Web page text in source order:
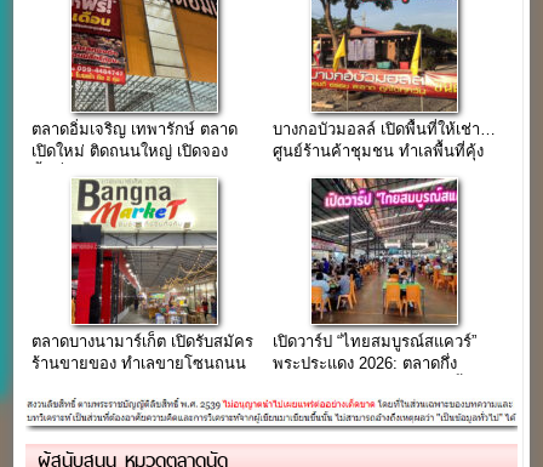
ตลาดอิ่มเจริญ เทพารักษ์ ตลาด
เปิดใหม่ ติดถนนใหญ่ เปิดจอง
บางกอบัวมอลล์ เปิดพื้นที่ให้เช่า…
ศูนย์ร้านค้าชุมชน ทำเลพื้นที่คุ้ง
ตลาดบางนามาร์เก็ต เปิดรับสมัคร
ร้านขายของ ทำเลขายโซนถนน
เปิดวาร์ป “ไทยสมบูรณ์สแควร์”
พระประแดง 2026: ตลาดกึ่ง
เช้ามืดยันดึก!
ผู้สนับสนุน หมวดตลาดนัด